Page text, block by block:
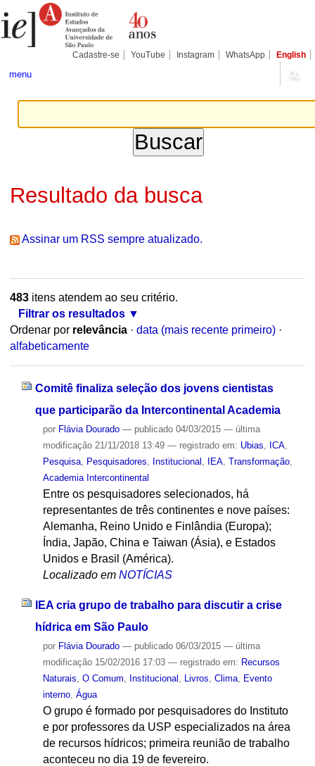
para
conteúdo.
Pessoais
Cadastre-se YouTube Instagram WhatsApp English
menu
Resultado da busca
Assinar um RSS sempre atualizado.
483itens atendem ao seu critério.
Filtrar os resultados
Ordenar por relevância · data (mais recente primeiro) ·
alfabeticamente
Comitê finaliza seleção dos jovens cientistas
que participarão da Intercontinental Academia
por Flávia Dourado — publicado04/03/2015 — última
modificação21/11/2018 13:49 — registrado em: Ubias ICA,
Pesquisa, Pesquisadores Institucional IEA, Transformação,
Academia Intercontinental
Entre os pesquisadores selecionados, há
representantes de três continentes e nove países:
Alemanha, Reino Unido e Finlândia (Europa);
Índia, Japão, China e Taiwan (Ásia), e Estados
Unidos e Brasil (América).
Localizado em NOTÍCIAS
IEA cria grupo de trabalho para discutir a crise
hídrica em São Paulo
por Flávia Dourado — publicado06/03/2015 — última
modificação15/02/2016 17:03 — registrado em: Recursos
Naturais O Comum Institucional Livros Clima, Evento
interno, Água
O grupo é formado por pesquisadores do Instituto
e por professores da USP especializados na área
de recursos hídricos; primeira reunião de trabalho
aconteceu no dia 19 de fevereiro.